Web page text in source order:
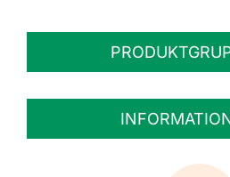
Personalisierte Aufkleber